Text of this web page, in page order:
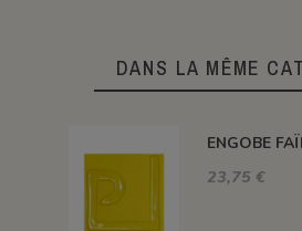
DANS LA MÊME
23,75 €